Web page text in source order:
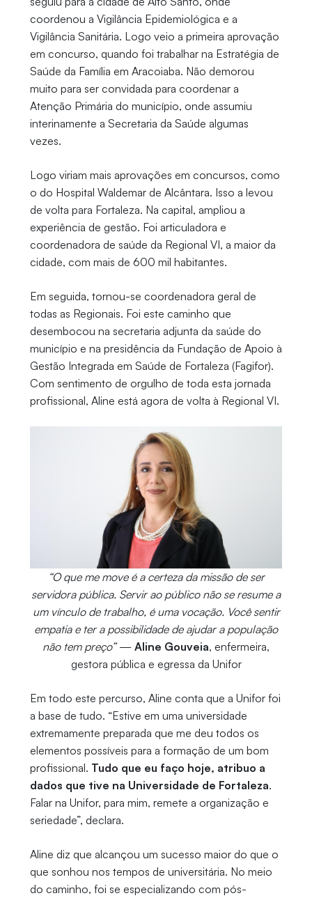
coordenou a Vigilância Epidemiológica e a
Vigilância Sanitária. Logo veio a primeira aprovação
em concurso, quando foi trabalhar na Estratégia de
Saúde da Família em Aracoiaba. Não demorou
muito para ser convidada para coordenar a
Atenção Primária do município, onde assumiu
interinamente a Secretaria da Saúde algumas
vezes.
Logo viriam mais aprovações em concursos, como
o do Hospital Waldemar de Alcântara. Isso a levou
de volta para Fortaleza. Na capital, ampliou a
experiência de gestão. Foi articuladora e
coordenadora de saúde da Regional VI, a maior da
cidade, com mais de 600 mil habitantes.
Em seguida, tornou-se coordenadora geral de
todas as Regionais. Foi este caminho que
desembocou na secretaria adjunta da saúde do
município e na presidência da Fundação de Apoio à
Gestão Integrada em Saúde de Fortaleza (Fagifor).
Com sentimento de orgulho de toda esta jornada
profissional, Aline está agora de volta à Regional VI.
“O que me move é a certeza da missão de ser
servidora pública. Servir ao público não se resume a
um vínculo de trabalho, é uma vocação. Você sentir
empatia e ter a possibilidade de ajudar a população
não tem preço”— Aline Gouveia, enfermeira,
gestora pública e egressa da Unifor
Em todo este percurso, Aline conta que a Unifor foi
a base de tudo. “Estive em uma universidade
extremamente preparada que me deu todos os
elementos possíveis para a formação de um bom
profissional. Tudo que eu faço hoje, atribuo a
dados que tive na Universidade de Fortaleza.
Falar na Unifor, para mim, remete a organização e
seriedade”, declara.
Aline diz que alcançou um sucesso maior do que o
que sonhou nos tempos de universitária. No meio
do caminho, foi se especializando com pós-